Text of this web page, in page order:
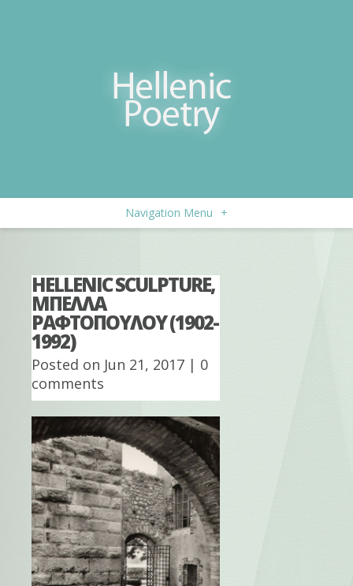
Navigation Menu +
HELLENIC SCULPTURE,
ΜΠΕΛΛΑ
ΡΑΦΤΟΠΟΥΛΟΥ (1902-
1992)
Posted on Jun 21, 2017 | 0
comments